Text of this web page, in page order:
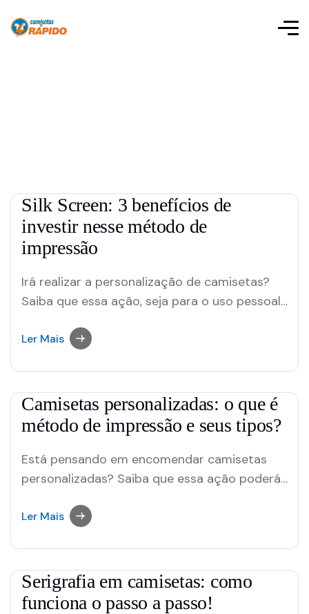
Silk Screen: 3 benefícios de
investir nesse método de
impressão
Irá realizar a personalização de camisetas?
Saiba que essa ação, seja para o uso pessoal
benefícios, como maior padronização,
essa é uma excelente escolha. Ao realizar o
processo, tenha em mente…
Ler Mais
Camisetas personalizadas: o que é
método de impressão e seus tipos?
Está pensando em encomendar camisetas
personalizadas? Saiba que essa ação poderá
para o uso pessoal quanto empresarial.
realizar o seu pedido, é preciso ter em mente
alguns detalhes, como a arte que será usada,
Ler Mais
Serigrafia em camisetas: como
funciona o passo a passo!